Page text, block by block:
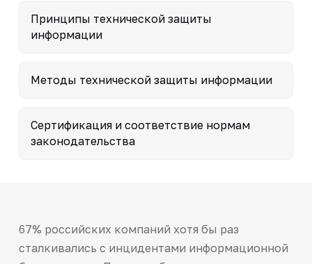
Принципы технической защиты
информации
Методы технической защиты информации
Сертификация и соответствие нормам
законодательства
67% российских компаний хотя бы раз
сталкивались с инцидентами информационной